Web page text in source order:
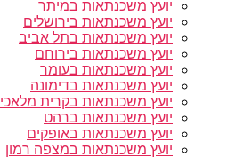
יועץ משכנתאות במיתר
יועץ משכנתאות בירושלים
יועץ משכנתאות בתל אביב
יועץ משכנתאות בירוחם
יועץ משכנתאות בעומר
יועץ משכנתאות בדימונה
יועץ משכנתאות בקרית מלאכי
יועץ משכנתאות ברהט
יועץ משכנתאות באופקים
יועץ משכנתאות במצפה רמון